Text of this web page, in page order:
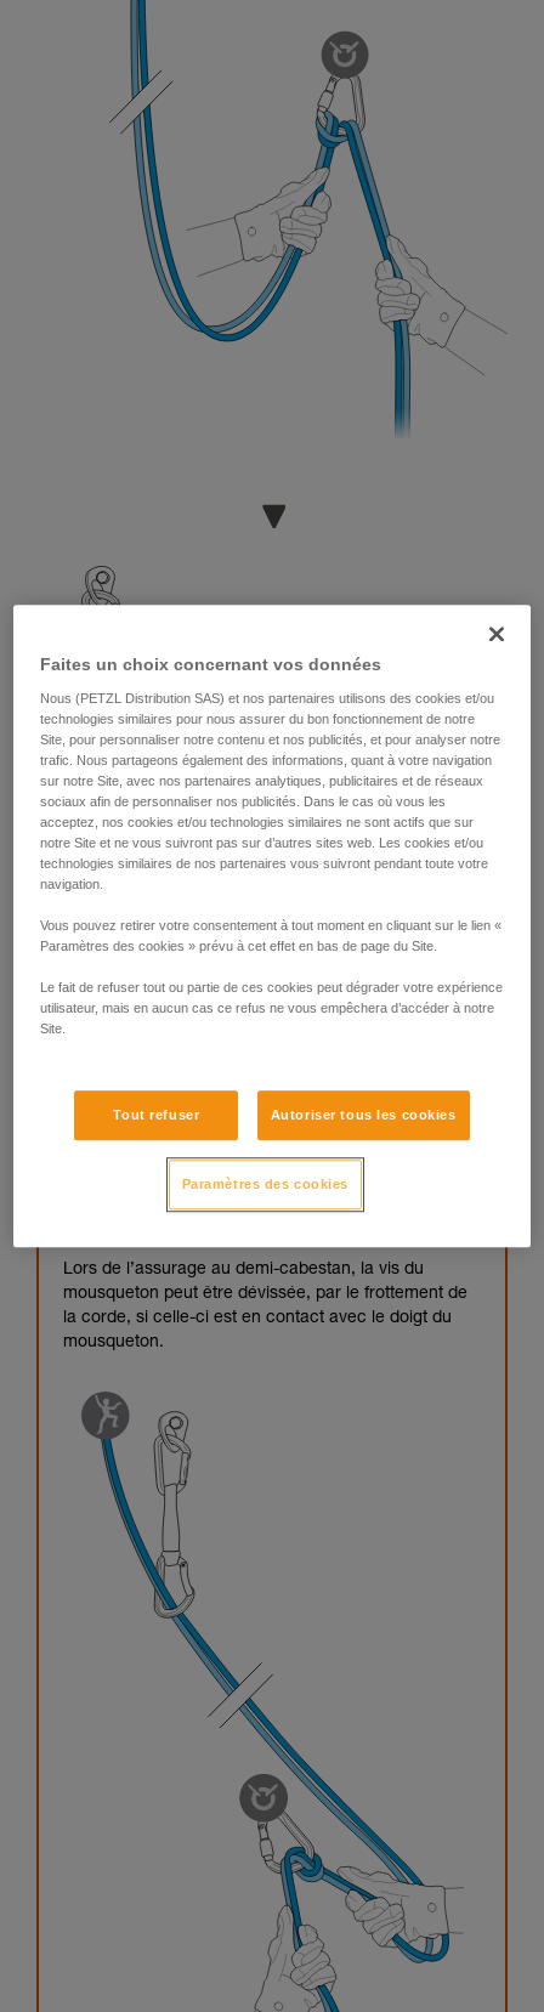
Lors de l’assurage au demi-cabestan, la vis du
mousqueton peut être dévissée, par le frottement de
la corde, si celle-ci est en contact avec le doigt du
mousqueton.
Faites un choix concernant vos données
Nous (PETZL Distribution SAS) et nos partenaires utilisons des cookies et/ou
technologies similaires pour nous assurer du bon fonctionnement de notre
Site, pour personnaliser notre contenu et nos publicités, et pour analyser notre
trafic. Nous partageons également des informations, quant à votre navigation
sur notre Site, avec nos partenaires analytiques, publicitaires et de réseaux
sociaux afin de personnaliser nos publicités. Dans le cas où vous les
acceptez, nos cookies et/ou technologies similaires ne sont actifs que sur
notre Site et ne vous suivront pas sur d’autres sites web. Les cookies et/ou
technologies similaires de nos partenaires vous suivront pendant toute votre
navigation.
Vous pouvez retirer votre consentement à tout moment en cliquant sur le lien «
Paramètres des cookies » prévu à cet effet en bas de page du Site.
Le fait de refuser tout ou partie de ces cookies peut dégrader votre expérience
utilisateur, mais en aucun cas ce refus ne vous empêchera d’accéder à notre
Site.
Tout refuser Autoriser tous les cookies
Paramètres des cookies